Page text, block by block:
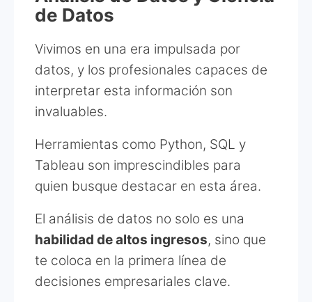
de Datos
Vivimos en una era impulsada por
datos, y los profesionales capaces de
interpretar esta información son
invaluables.
Herramientas como Python, SQL y
Tableau son imprescindibles para
quien busque destacar en esta área.
El análisis de datos no solo es una
habilidad de altos ingresos, sino que
te coloca en la primera línea de
decisiones empresariales clave.